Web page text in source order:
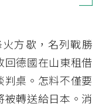
方歇，名列戰勝
回德國在山東租借
桌。怎料不僅要
轉送給日本。消